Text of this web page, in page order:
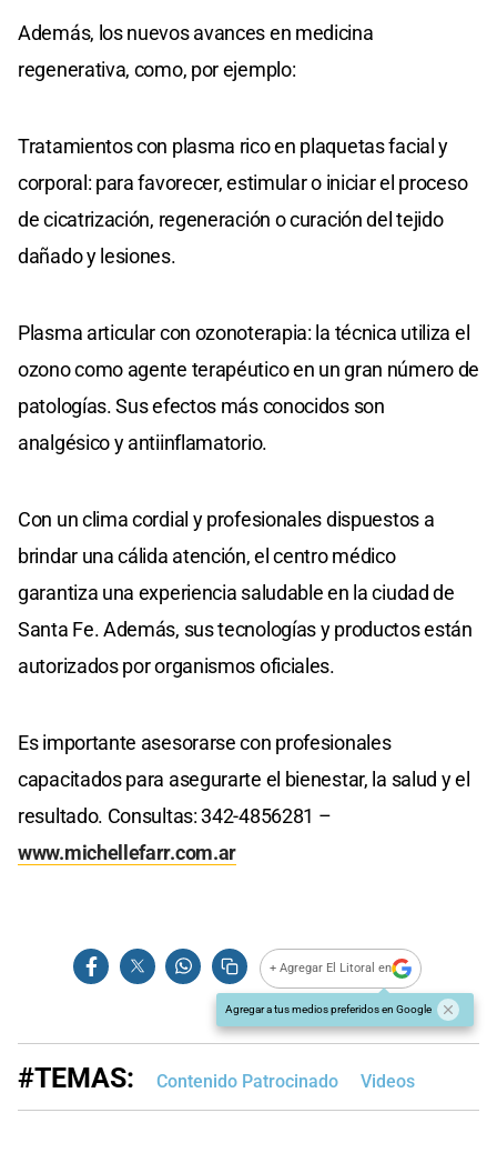
Además, los nuevos avances en medicina
regenerativa, como, por ejemplo:
Tratamientos con plasma rico en plaquetas facial y
corporal: para favorecer, estimular o iniciar el proceso
de cicatrización, regeneración o curación del tejido
dañado y lesiones.
Plasma articular con ozonoterapia: la técnica utiliza el
ozono como agente terapéutico en un gran número de
patologías. Sus efectos más conocidos son
analgésico y antiinflamatorio.
Con un clima cordial y profesionales dispuestos a
brindar una cálida atención, el centro médico
garantiza una experiencia saludable en la ciudad de
Santa Fe. Además, sus tecnologías y productos están
autorizados por organismos oficiales.
Es importante asesorarse con profesionales
capacitados para asegurarte el bienestar, la salud y el
resultado. Consultas: 342-4856281 –
www.michellefarr.com.ar
+ Agregar El Litoral en
Agregar a tus medios preferidos en Google
#TEMAS: Contenido Patrocinado Videos